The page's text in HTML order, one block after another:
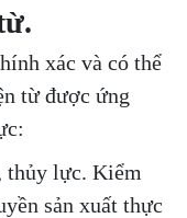
xác và có thể
từ được ứng
thủy lực. Kiểm
sản xuất thực